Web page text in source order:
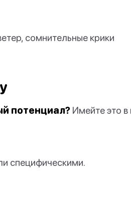
сомнительные крики
потенциал? Имейте это в
специфическими.